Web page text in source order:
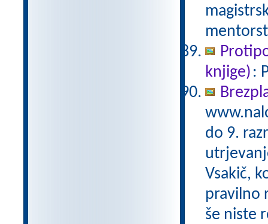
knjige) :
do 9.
Vsakič,
pravilno
še niste